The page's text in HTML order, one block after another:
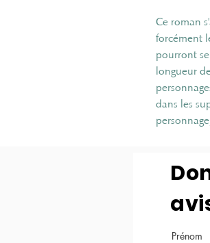
Ce roman
forcément
pourront
longueur
dans les
Prénom